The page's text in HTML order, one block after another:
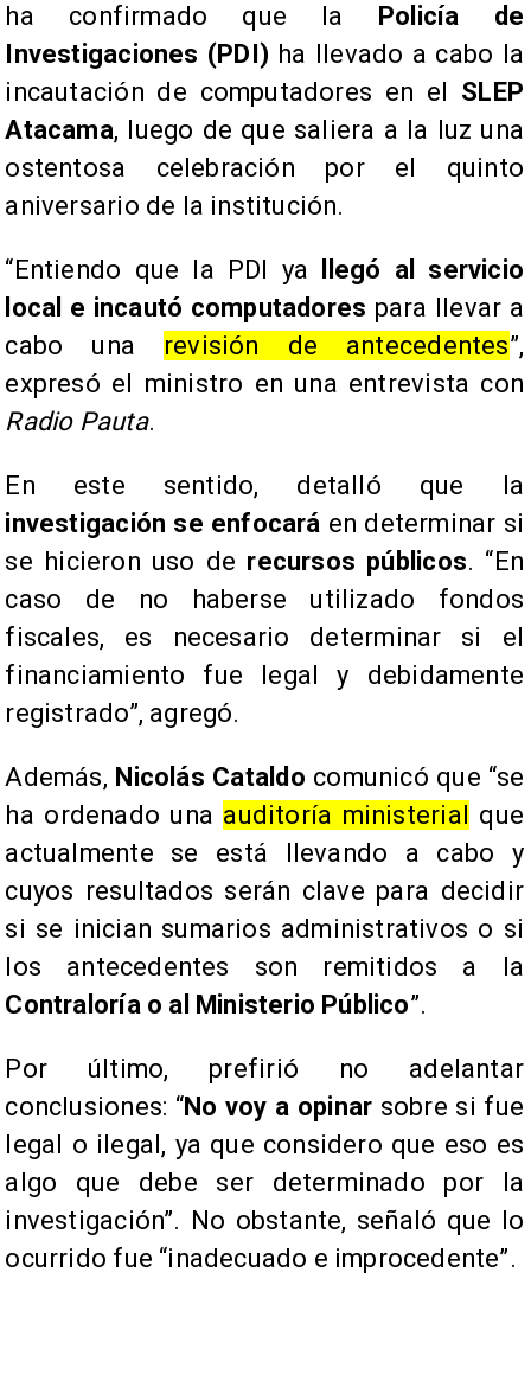
ha confirmado que la Policía de
Investigaciones (PDI) ha llevado a cabo la
incautación de computadores en el SLEP
Atacama, luego de que saliera a la luz una
ostentosa celebración por el quinto
aniversario de la institución.
“Entiendo que la PDI ya
llegó al servicio
local e incautó computadores para llevar a
cabo una revisión de antecedentes”,
expresó el ministro en una entrevista con
Radio Pauta.
En este sentido, detalló que la
investigación se enfocará en determinar si
se hicieron uso de recursos públicos. “En
caso de no haberse utilizado fondos
fiscales, es necesario determinar si el
financiamiento fue legal y debidamente
registrado”, agregó.
Además, Nicolás Cataldo comunicó que “se
ha ordenado una auditoría ministerial que
actualmente se está llevando a cabo y
cuyos resultados serán clave para decidir
si se inician sumarios administrativos o si
los antecedentes son remitidos a la
Contraloría o al Ministerio Público”.
Por último, prefirió no adelantar
conclusiones: “No voy a opinar sobre si fue
legal o ilegal, ya que considero que eso es
algo que debe ser determinado por la
investigación”. No obstante, señaló que lo
ocurrido fue “inadecuado e improcedente”.